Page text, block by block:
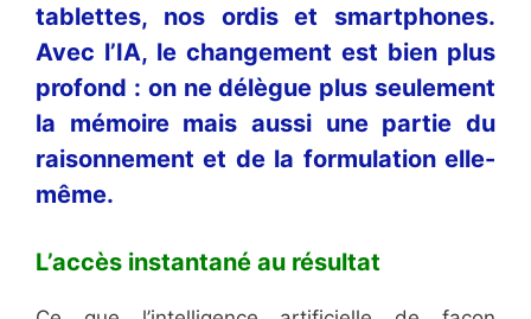
tablettes, nos ordis et smartphones.
Avec l’IA, le changement est bien plus
profond : on ne délègue plus seulement
la mémoire mais aussi une partie du
raisonnement et de la formulation elle-
même.
L’accès instantané au résultat